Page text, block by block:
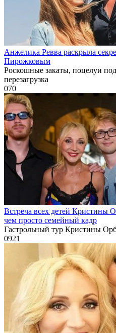
Анжелика Ревва раскрыла
Пирожковым
Роскошные закаты, поцелуи
перезагрузка
070
Встреча всех детей Кристины
чем просто семейный кадр
Гастрольный тур Кристины
0921